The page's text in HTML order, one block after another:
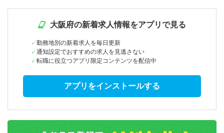
大阪府の新着求人情報をアプリで見る
勤務地別の新着求人を毎日更新
通知設定でおすすめの求人を見逃さない
転職に役立つアプリ限定コンテンツを配信中
アプリをインストールする